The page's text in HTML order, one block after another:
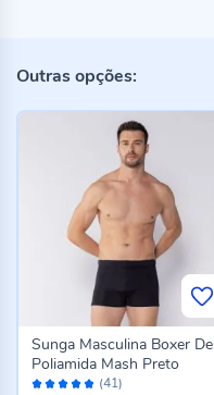
Outras opções:
Avaliação: (41)
Sunga Masculina Boxer De
Poliamida Mash Preto